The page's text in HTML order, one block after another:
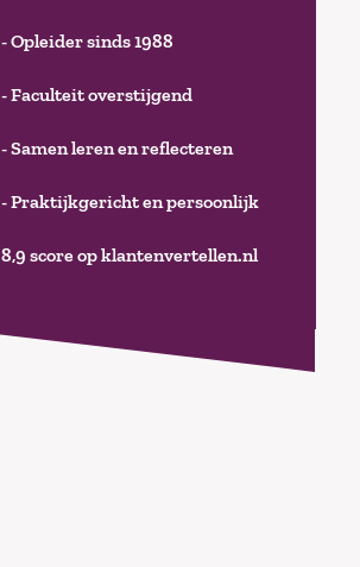
- Opleider sinds 1988
- Faculteit overstijgend
- Samen leren en reflecteren
- Praktijkgericht en persoonlijk
8,9 score op klantenvertellen.nl